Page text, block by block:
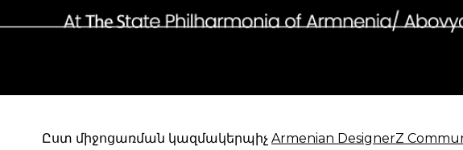
Ըստ միջոցառման կազմակերպիչ Armenian DesignerZ